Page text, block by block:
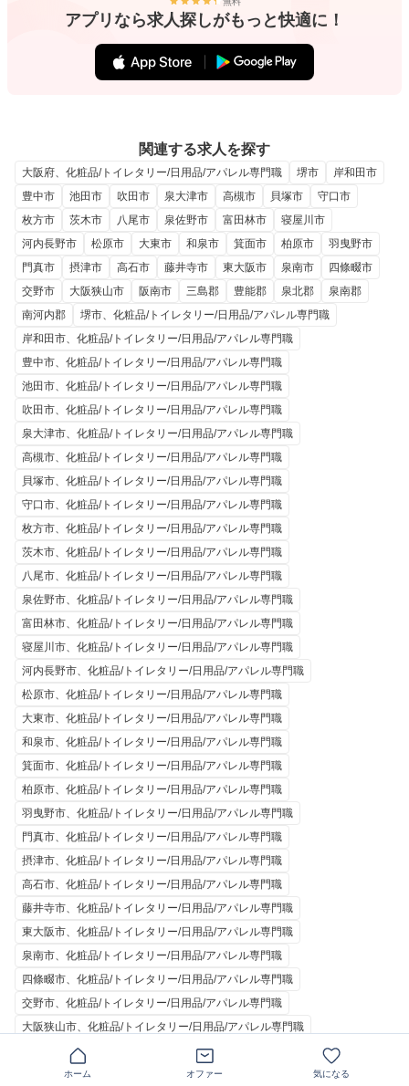
アプリなら求人探しがもっと快適に！
関連する求人を探す
大阪府、化粧品/トイレタリー/日用品/アパレル専門職 堺市
岸和田市
豊中市
池田市 吹田市 泉大津市 高槻市 貝塚市
守口市
枚方市
茨木市 八尾市 泉佐野市 富田林市
寝屋川市
河内長野市
松原市 大東市 和泉市 箕面市 柏原市
羽曳野市
門真市
摂津市 高石市 藤井寺市 東大阪市 泉南市
四條畷市
交野市
大阪狭山市 阪南市 三島郡 豊能郡 泉北郡
泉南郡
南河内郡
堺市、化粧品/トイレタリー/日用品/アパレル専門職
岸和田市、化粧品/トイレタリー/日用品/アパレル専門職
豊中市、化粧品/トイレタリー/日用品/アパレル専門職
池田市、化粧品/トイレタリー/日用品/アパレル専門職
吹田市、化粧品/トイレタリー/日用品/アパレル専門職
泉大津市、化粧品/トイレタリー/日用品/アパレル専門職
高槻市、化粧品/トイレタリー/日用品/アパレル専門職
貝塚市、化粧品/トイレタリー/日用品/アパレル専門職
守口市、化粧品/トイレタリー/日用品/アパレル専門職
枚方市、化粧品/トイレタリー/日用品/アパレル専門職
茨木市、化粧品/トイレタリー/日用品/アパレル専門職
八尾市、化粧品/トイレタリー/日用品/アパレル専門職
泉佐野市、化粧品/トイレタリー/日用品/アパレル専門職
富田林市、化粧品/トイレタリー/日用品/アパレル専門職
寝屋川市、化粧品/トイレタリー/日用品/アパレル専門職
河内長野市、化粧品/トイレタリー/日用品/アパレル専門職
松原市、化粧品/トイレタリー/日用品/アパレル専門職
大東市、化粧品/トイレタリー/日用品/アパレル専門職
和泉市、化粧品/トイレタリー/日用品/アパレル専門職
箕面市、化粧品/トイレタリー/日用品/アパレル専門職
柏原市、化粧品/トイレタリー/日用品/アパレル専門職
羽曳野市、化粧品/トイレタリー/日用品/アパレル専門職
門真市、化粧品/トイレタリー/日用品/アパレル専門職
摂津市、化粧品/トイレタリー/日用品/アパレル専門職
高石市、化粧品/トイレタリー/日用品/アパレル専門職
藤井寺市、化粧品/トイレタリー/日用品/アパレル専門職
東大阪市、化粧品/トイレタリー/日用品/アパレル専門職
泉南市、化粧品/トイレタリー/日用品/アパレル専門職
四條畷市、化粧品/トイレタリー/日用品/アパレル専門職
交野市、化粧品/トイレタリー/日用品/アパレル専門職
大阪狭山市、化粧品/トイレタリー/日用品/アパレル専門職
阪南市、化粧品/トイレタリー/日用品/アパレル専門職
三島郡、化粧品/トイレタリー/日用品/アパレル専門職
ホーム オファー 気になる